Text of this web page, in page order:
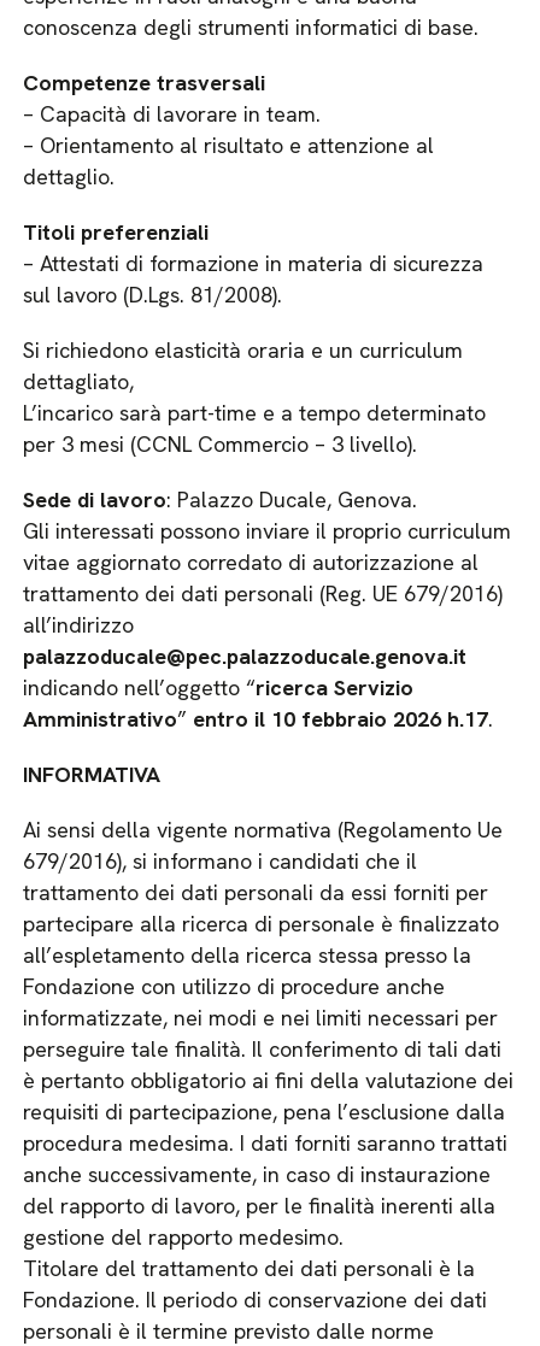
conoscenza degli strumenti informatici di base.​
Competenze trasversali
– Capacità di lavorare in team.
– Orientamento al risultato e attenzione al
dettaglio.
Titoli preferenziali
– Attestati di formazione in materia di sicurezza
sul lavoro (D.Lgs. 81/2008).
Si richiedono elasticità oraria e un curriculum
dettagliato,
L’incarico sarà part-time e a tempo determinato
per 3 mesi (CCNL Commercio – 3 livello)​.
Sede di lavoro: Palazzo Ducale, Genova.
Gli interessati possono inviare il proprio curriculum
vitae aggiornato corredato di autorizzazione al
trattamento dei dati personali (Reg. UE 679/2016)
all’indirizzo
palazzoducale@pec.palazzoducale.genova.it
indicando nell’oggetto “ricerca Servizio
Amministrativo” entro il 10 febbraio 2026 h.17.
INFORMATIVA
Ai sensi della vigente normativa (Regolamento Ue
679/2016), si informano i candidati che il
trattamento dei dati personali da essi forniti per
partecipare alla ricerca di personale è finalizzato
all’espletamento della ricerca stessa presso la
Fondazione con utilizzo di procedure anche
informatizzate, nei modi e nei limiti necessari per
perseguire tale finalità. Il conferimento di tali dati
è pertanto obbligatorio ai fini della valutazione dei
requisiti di partecipazione, pena l’esclusione dalla
procedura medesima. I dati forniti saranno trattati
anche successivamente, in caso di instaurazione
del rapporto di lavoro, per le finalità inerenti alla
gestione del rapporto medesimo.
Titolare del trattamento dei dati personali è la
Fondazione. Il periodo di conservazione dei dati
personali è il termine previsto dalle norme